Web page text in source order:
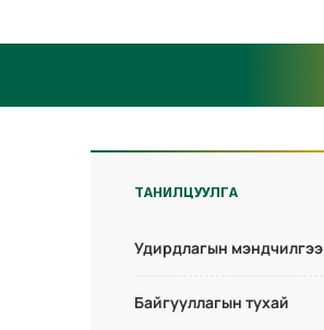
ТАНИЛЦУУЛГА
Удирдлагын мэндчилгээ
Байгууллагын тухай